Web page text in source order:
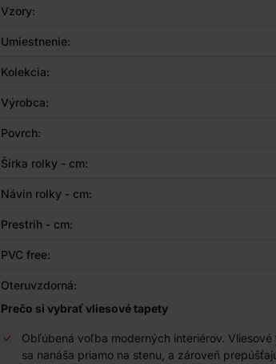
Vzory:
Umiestnenie:
Kolekcia:
Výrobca:
Povrch:
Šírka rolky - cm:
Návin rolky - cm:
Prestrih - cm:
PVC free:
Oteruvzdorná:
Prečo si vybrať vliesové tapety
Obľúbená voľba moderných interiérov.
sa nanáša priamo na stenu, a zároveň